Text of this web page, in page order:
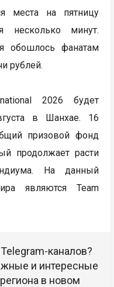
места на пятницу
несколько минут.
обошлось фанатам
рублей.
2026 будет
в Шанхае. 16
призовой фонд
продолжает расти
На данный
являются Team
каналов?
и интересные
в новом